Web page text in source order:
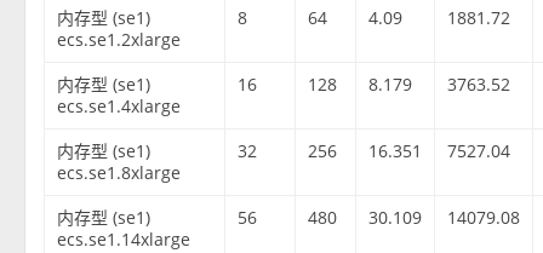
内存型 (se1)
ecs.se1.2xlarge
8 64 4.09 1881.72
内存型 (se1)
ecs.se1.4xlarge
16 128 8.179 3763.52
内存型 (se1)
ecs.se1.8xlarge
32 256 16.351 7527.04
内存型 (se1)
ecs.se1.14xlarge
56 480 30.109 14079.08